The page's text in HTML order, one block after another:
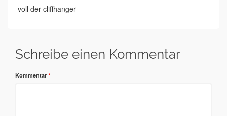
voll der cliffhanger
Schreibe einen Kommentar
Kommentar *